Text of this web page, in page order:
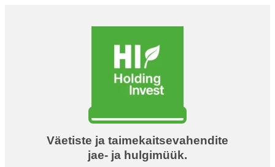
Väetiste ja taimekaitsevahendite
jae- ja hulgimüük.